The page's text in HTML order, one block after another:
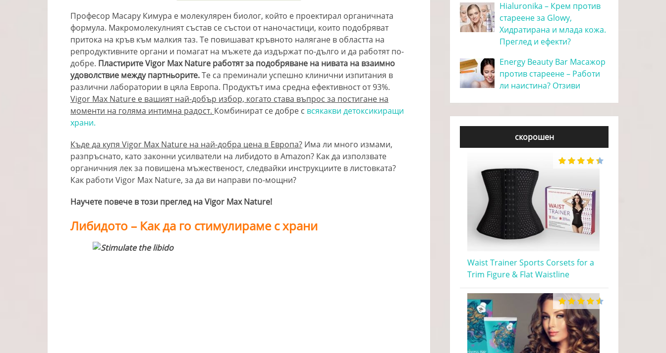
Професор Масару Кимура е молекулярен биолог, който е проектирал органичната
формула. Макромолекулният състав се състои от наночастици, които подобряват
притока на кръв към малкия таз. Те повишават кръвното налягане в областта на
репродуктивните органи и помагат на мъжете да издържат по-дълго и да работят по-
добре. Пластирите Vigor Max Nature работят за подобряване на нивата на взаимно
удоволствие между партньорите.Те са преминали успешно клинични изпитания в
различни лаборатории в цяла Европа. Продуктът има средна ефективност от 93%.
Vigor Max Nature е вашият най-добър избор, когато става въпрос за постигане на
моменти на голяма интимна радост. Комбинират се добре с всякакви детоксикиращи
храни.
Къде да купя Vigor Max Nature на най-добра цена в Европа? Има ли много измами,
разпръснато, като законни усилватели на либидото в Amazon? Как да използвате
органичния лек за повишена мъжественост, следвайки инструкциите в листовката?
Как работи Vigor Max Nature, за да ви направи по-мощни?
Научете повече в този преглед на Vigor Max Nature!
Либидото – Как да го стимулираме с храни
Hialuronika – Крем против
стареене за Glowy,
Хидратирана и млада кожа.
Преглед и ефекти?
Energy Beauty Bar Масажор
против стареене – Работи
ли наистина? Отзиви
скорошен
Waist Trainer Sports Corsets for a
Trim Figure & Flat Waistline